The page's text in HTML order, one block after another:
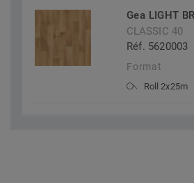
Gea LIGHT
CLASSIC 40
Réf. 5620003
Format
Roll 2x25m